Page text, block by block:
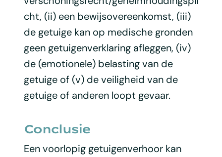
cht, (ii) een bewijsovereenkomst, (iii)
de getuige kan op medische gronden
geen getuigenverklaring afleggen, (iv)
de (emotionele) belasting van de
getuige of (v) de veiligheid van de
getuige of anderen loopt gevaar.
Conclusie
Een voorlopig getuigenverhoor kan